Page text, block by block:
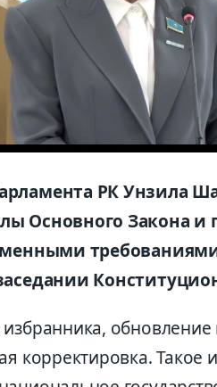
РКУнзила
Основного Закона
Конститу
обновление
корректировка.